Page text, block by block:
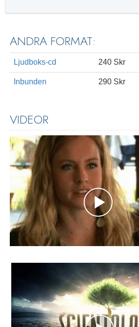
ANDRA FORMAT:
Ljudboks-cd 240 Skr
Inbunden 290 Skr
VIDEOR